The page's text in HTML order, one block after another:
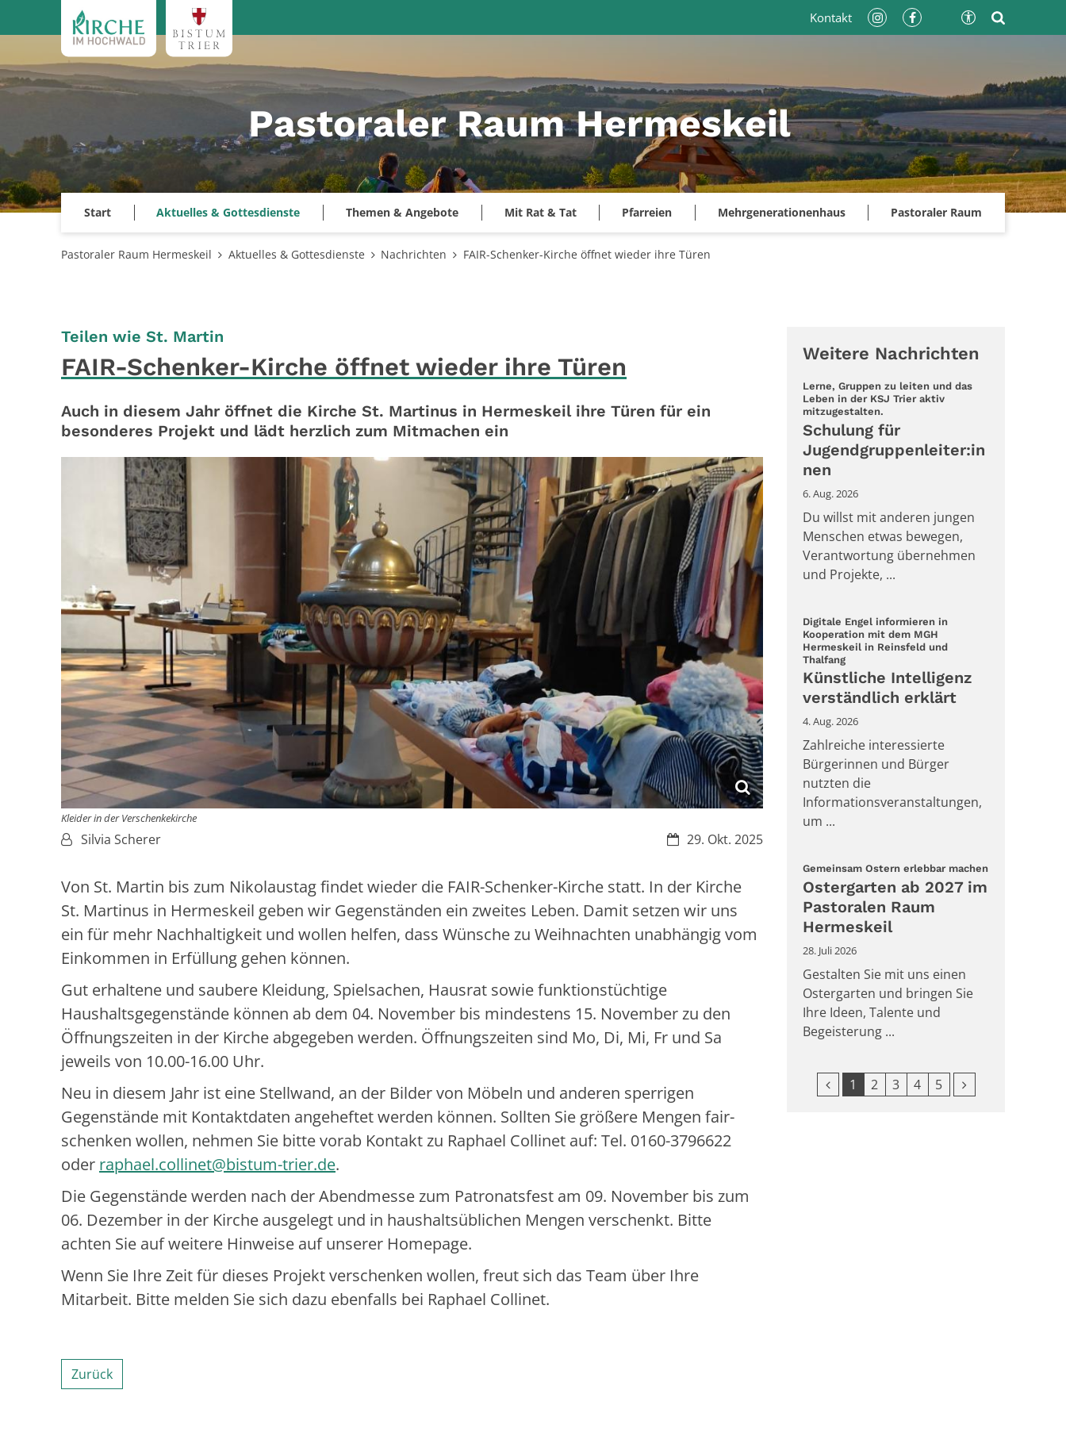
Zum Inhalt springen
Pastoraler Raum Hermeskeil
Start Aktuelles & Gottesdienste Themen & Angebote Mit Rat & Tat Pfarreien Mehrgenerationenhaus Pastoraler Raum
Kontakt
Pastoraler Raum Hermeskeil Aktuelles & Gottesdienste Nachrichten FAIR-Schenker-Kirche öffnet wieder ihre Türen
Teilen wie St. Martin
FAIR-Schenker-Kirche öffnet wieder ihre Türen
Auch in diesem Jahr öffnet die Kirche St. Martinus in Hermeskeil ihre Türen für ein
besonderes Projekt und lädt herzlich zum Mitmachen ein
Kleider in der Verschenkekirche
Datum:
29. Okt. 2025
Von:Silvia Scherer
Von St. Martin bis zum Nikolaustag findet wieder die FAIR-Schenker-Kirche statt. In der Kirche
St. Martinus in Hermeskeil geben wir Gegenständen ein zweites Leben. Damit setzen wir uns
ein für mehr Nachhaltigkeit und wollen helfen, dass Wünsche zu Weihnachten unabhängig vom
Einkommen in Erfüllung gehen können.
Gut erhaltene und saubere Kleidung, Spielsachen, Hausrat sowie funktionstüchtige
Haushaltsgegenstände können ab dem 04. November bis mindestens 15. November zu den
Öffnungszeiten in der Kirche abgegeben werden. Öffnungszeiten sind Mo, Di, Mi, Fr und Sa
jeweils von 10.00-16.00 Uhr.
Neu in diesem Jahr ist eine Stellwand, an der Bilder von Möbeln und anderen sperrigen
Gegenstände mit Kontaktdaten angeheftet werden können. Sollten Sie größere Mengen fair-
schenken wollen, nehmen Sie bitte vorab Kontakt zu Raphael Collinet auf: Tel. 0160-3796622
oder raphael.collinet@bistum-trier.de.
Die Gegenstände werden nach der Abendmesse zum Patronatsfest am 09. November bis zum
06. Dezember in der Kirche ausgelegt und in haushaltsüblichen Mengen verschenkt. Bitte
achten Sie auf weitere Hinweise auf unserer Homepage.
Wenn Sie Ihre Zeit für dieses Projekt verschenken wollen, freut sich das Team über Ihre
Mitarbeit. Bitte melden Sie sich dazu ebenfalls bei Raphael Collinet.
Zurück
Weitere Nachrichten
Lerne, Gruppen zu leiten und das
Leben in der KSJ Trier aktiv
mitzugestalten.
Schulung für
Jugendgruppenleiter:in
nen
6. Aug. 2026
Du willst mit anderen jungen
Menschen etwas bewegen,
Verantwortung übernehmen
und Projekte, ...
Digitale Engel informieren in
Kooperation mit dem MGH
Hermeskeil in Reinsfeld und
Thalfang:
Künstliche Intelligenz
verständlich erklärt
4. Aug. 2026
Zahlreiche interessierte
Bürgerinnen und Bürger
nutzten die
Informationsveranstaltungen,
um ...
Gemeinsam Ostern erlebbar machen:
Ostergarten ab 2027 im
Pastoralen Raum
Hermeskeil
28. Juli 2026
Gestalten Sie mit uns einen
Ostergarten und bringen Sie
Ihre Ideen, Talente und
Begeisterung ...
Vorherige Seite
1 2 3 4 5 Nächste Seite